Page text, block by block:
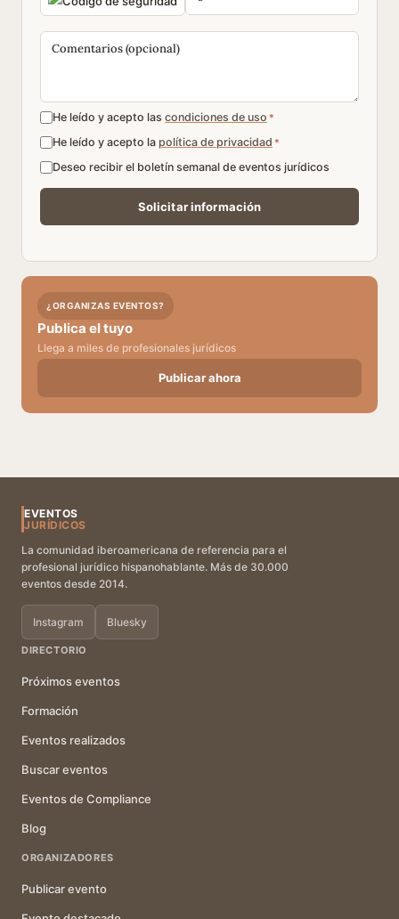
He leído y acepto las condiciones de uso *
He leído y acepto la política de privacidad *
Deseo recibir el boletín semanal de eventos jurídicos
¿ORGANIZAS EVENTOS?
Publica el tuyo
Llega a miles de profesionales jurídicos
Publicar ahora
EVENTOS
JURÍDICOS
La comunidad iberoamericana de referencia para el
profesional jurídico hispanohablante. Más de 30.000
eventos desde 2014.
Instagram Bluesky
DIRECTORIO
Próximos eventos
Formación
Eventos realizados
Buscar eventos
Eventos de Compliance
Blog
ORGANIZADORES
Publicar evento